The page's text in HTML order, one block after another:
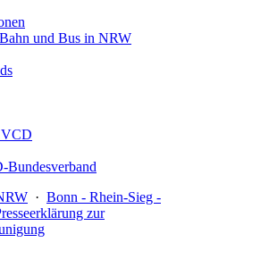
und Bus in NRW
Bundesverband
· Bonn - Rhein-Sieg -
zur